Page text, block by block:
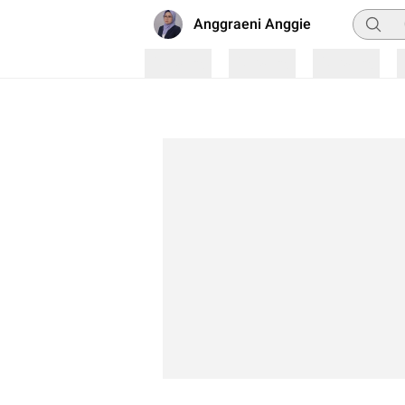
Anggraeni Anggie